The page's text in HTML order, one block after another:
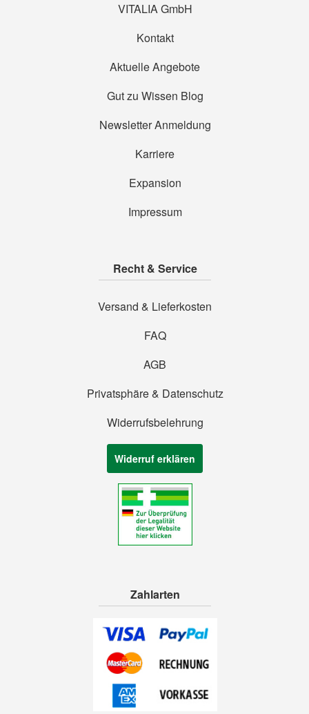
VITALIA GmbH
Kontakt
Aktuelle Angebote
Gut zu Wissen Blog
Newsletter Anmeldung
Karriere
Expansion
Impressum
Recht & Service
Versand & Lieferkosten
FAQ
AGB
Privatsphäre & Datenschutz
Widerrufsbelehrung
Widerruf erklären
Zahlarten